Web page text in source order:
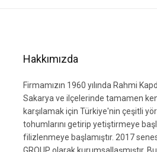
Hakkımızda
Firmamızın 1960 yılında Rahmi
Sakarya ve ilçelerinde tamamen
karşılamak için Türkiye'nin çeşitli
tohumlarını getirip yetiştirmeye
filizlenmeye başlamıştır. 2017